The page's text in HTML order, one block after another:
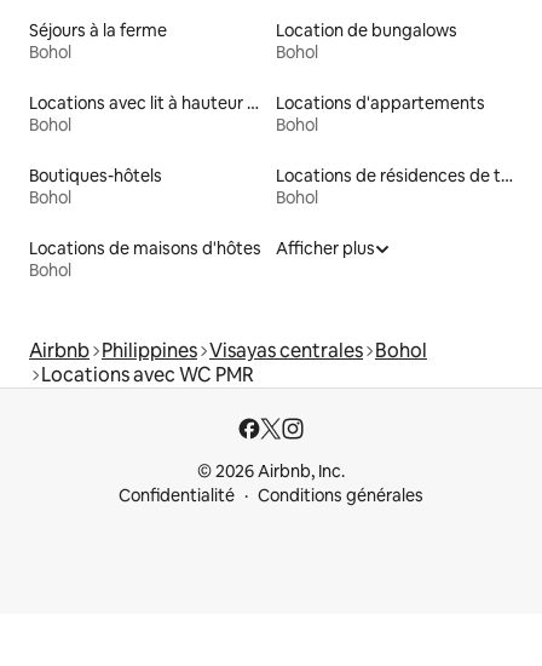
Séjours à la ferme
Bohol
Location de bungalows
Bohol
Locations avec lit à hauteur adaptée
Bohol
Locations d'appartements
Bohol
Boutiques-hôtels
Bohol
Locations de résidences de tourisme
Bohol
Locations de maisons d'hôtes
Bohol
Afficher plus
Airbnb Philippines Visayas centrales Bohol
Locations avec WC PMR
© 2026 Airbnb, Inc.
Confidentialité
Conditions générales